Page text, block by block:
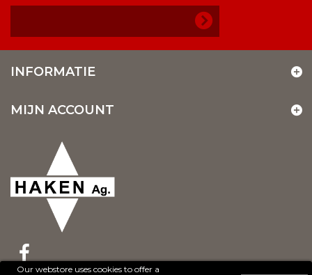
Our webstore uses cookies to offer a
INFORMATIE
MIJN ACCOUNT